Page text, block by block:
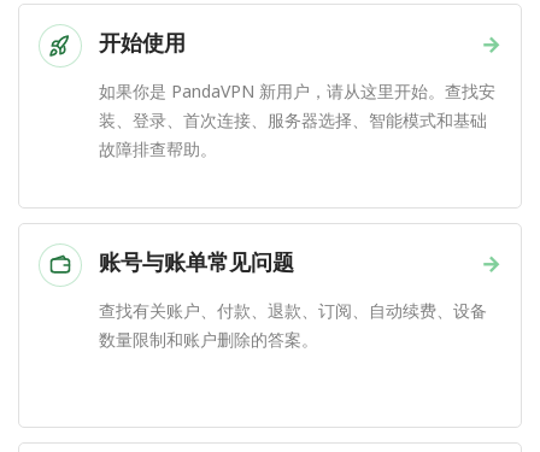
→
开始使用
如果你是 PandaVPN 新用户，请从这里开始。查找安
装、登录、首次连接、服务器选择、智能模式和基础
故障排查帮助。
→
账号与账单常见问题
查找有关账户、付款、退款、订阅、自动续费、设备
数量限制和账户删除的答案。